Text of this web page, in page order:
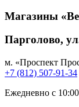
Магазины
Парголово,
м. «Проспект
+7 (812) 507-91-34
Ежедневно с